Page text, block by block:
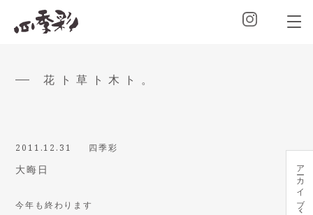
花ト草ト木ト。
2011.12.31 四季彩
大晦日
今年も終わります
アーカイブ